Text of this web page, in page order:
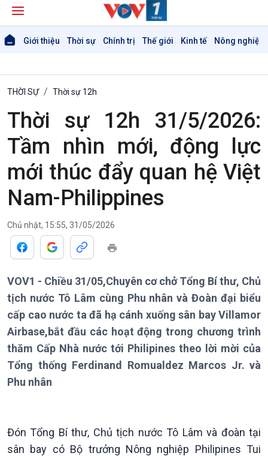
Giới thiệu Thời sự Chính trị Thế giới Kinh tế Nông nghiệp
Giới thiệu
Thời sự
Thời sự 6h
Thời sự 12h
Thời sự 18h
Thời sự 21h30
THỜI SỰ Thời sự 12h
Thời sự 12h 31/5/2026:
Tầm nhìn mới, động lực
mới thúc đẩy quan hệ Việt
Nam-Philippines
Chủ nhật, 15:55, 31/05/2026
VOV1 - Chiều 31/05,Chuyên cơ chở Tổng Bí thư, Chủ
tịch nước Tô Lâm cùng Phu nhân và Đoàn đại biểu
cấp cao nước ta đã hạ cánh xuống sân bay Villamor
Airbase,bắt đầu các hoạt động trong chương trình
thăm Cấp Nhà nước tới Philipines theo lời mời của
Tổng thống Ferdinand Romualdez Marcos Jr. và
Phu nhân
Đón Tổng Bí thư, Chủ tịch nước Tô Lâm và đoàn tại
sân bay có Bộ trưởng Nông nghiệp Philipines Tui